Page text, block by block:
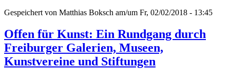
Gespeichert von Matthias Boksch am/um Fr, 02/02/2018 - 13:45
Offen für Kunst: Ein Rundgang durch
Freiburger Galerien, Museen,
Kunstvereine und Stiftungen